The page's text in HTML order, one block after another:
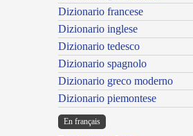
Dizionario francese
Dizionario inglese
Dizionario tedesco
Dizionario spagnolo
Dizionario greco moderno
Dizionario piemontese
En français